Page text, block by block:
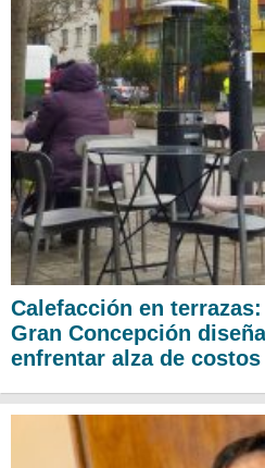
Calefacción en
Gran Concepción
enfrentar alza de costos